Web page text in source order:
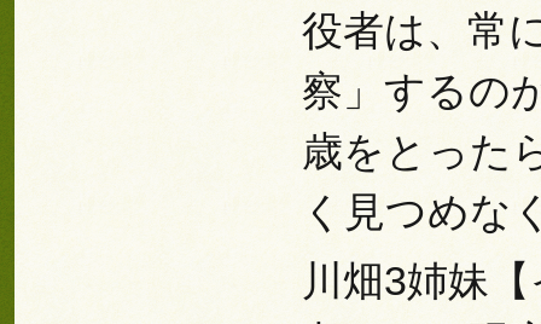
役者は、常
察」するの
歳をとった
く見つめな
川畑3姉妹